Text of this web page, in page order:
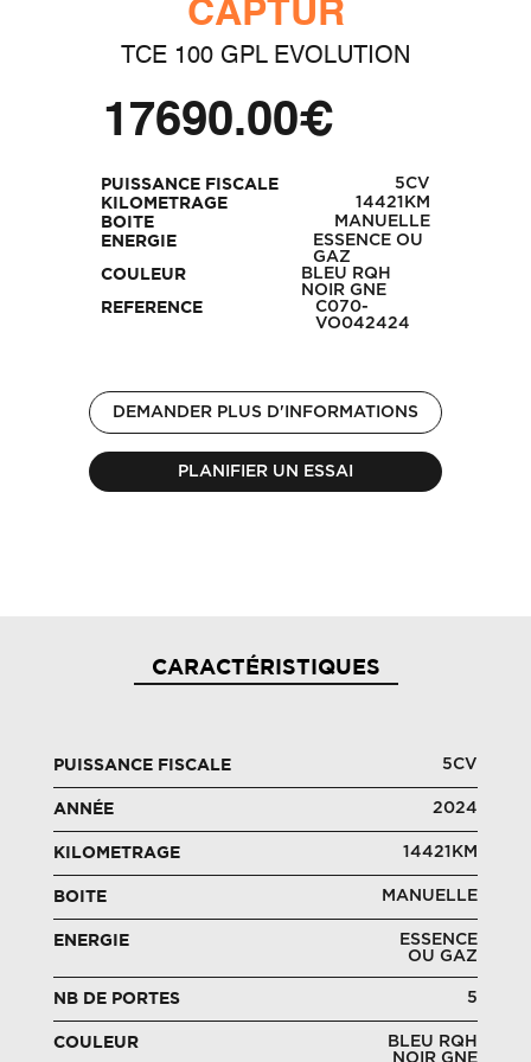
CAPTUR
TCE 100 GPL EVOLUTION
17690.00€
PUISSANCE FISCALE 5CV
KILOMETRAGE 14421KM
BOITE MANUELLE
ENERGIE
ESSENCE OU
GAZ
COULEUR
BLEU RQH
NOIR GNE
REFERENCE
C070-
VO042424
DEMANDER PLUS D'INFORMATIONS
PLANIFIER UN ESSAI
CARACTÉRISTIQUES
PUISSANCE FISCALE 5CV
ANNÉE 2024
KILOMETRAGE 14421KM
BOITE MANUELLE
ENERGIE
ESSENCE
OU GAZ
NB DE PORTES 5
COULEUR
BLEU RQH
NOIR GNE